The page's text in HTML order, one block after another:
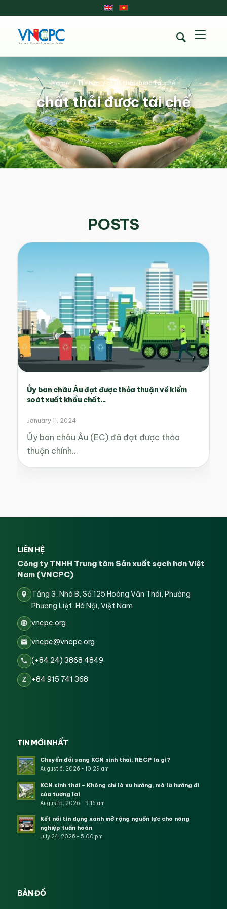
chất thải được tái chế
Home / Tin tức /chất thải được tái chế
POSTS
Ủy ban châu Âu đạt được thỏa thuận về kiểm
soát xuất khẩu chất...
January 11, 2024
Ủy ban châu Âu (EC) đã đạt được thỏa
thuận chính…
LIÊN HỆ
Công ty TNHH Trung tâm Sản xuất sạch hơn Việt
Nam (VNCPC)
Tầng 3, Nhà B, Số 125 Hoàng Văn Thái, Phường
Phương Liệt, Hà Nội, Việt Nam
vncpc.org
vncpc@vncpc.org
(+84 24) 3868 4849
Z +84 915 741 368
TIN MỚI NHẤT
Chuyển đổi sang KCN sinh thái: RECP là gì?
August 6, 2026 - 10:29 am
KCN sinh thái – Không chỉ là xu hướng, mà là hướng đi
của tương lai
August 5, 2026 - 9:16 am
Kết nối tín dụng xanh mở rộng nguồn lực cho nông
nghiệp tuần hoàn
July 24, 2026 - 5:00 pm
BẢN ĐỒ